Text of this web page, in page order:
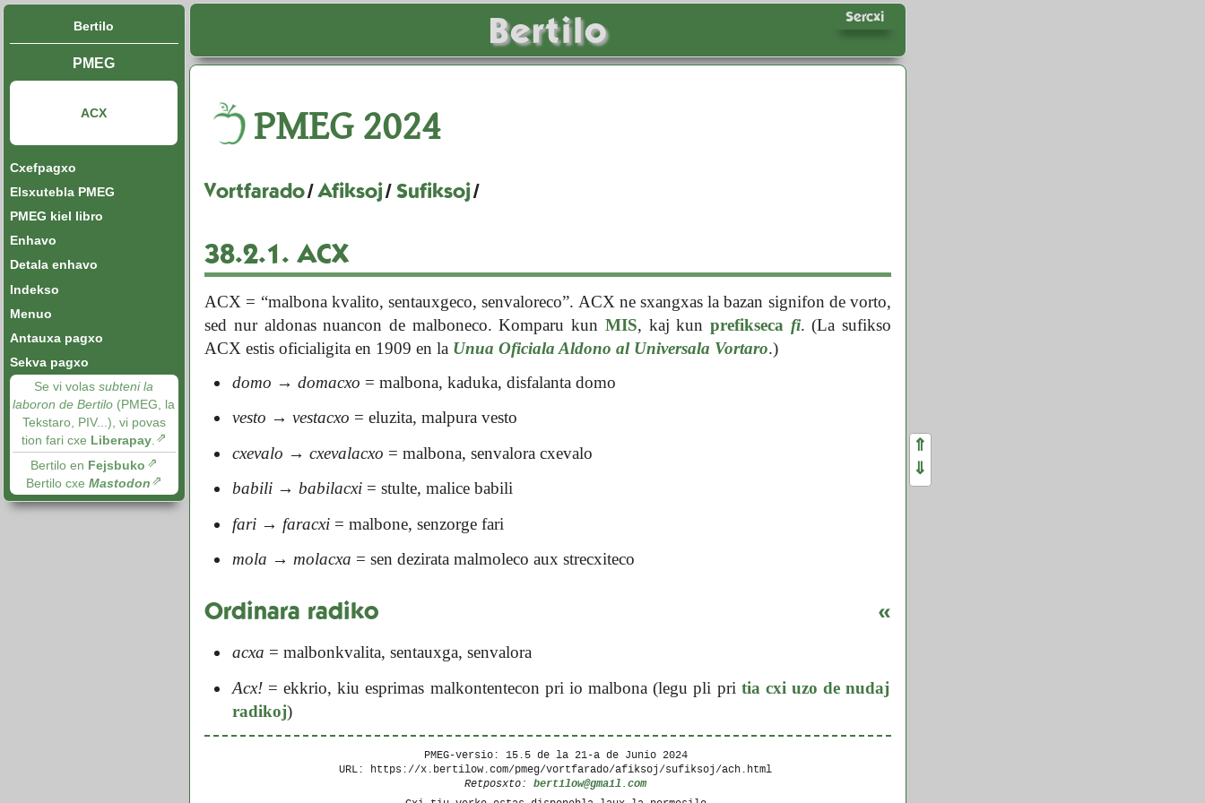
Bertilo Sercxi
Bertilo
PMEG
ACX
Cxefpagxo
Elsxutebla PMEG
PMEG kiel libro
Enhavo
Detala enhavo
Indekso
Menuo
Antauxa pagxo
Sekva pagxo
Se vi volassubteni la
laboron de Bertilo (PMEG, la
Tekstaro, PIV...), vi povas
tion fari cxe Liberapay.
Bertilo en Fejsbuko
Bertilo cxe Mastodon
PMEG2024
Vortfarado/Afiksoj/ Sufiksoj/
38.2.1. ACX
ACX = “malbona kvalito, sentauxgeco, senvaloreco”. ACX ne sxangxas la bazan signifon de vorto,
sed nur aldonas nuancon de malboneco. Komparu kun MIS, kaj kunprefikseca fi. (La sufikso
ACX estis oficialigita en 1909 en la Unua Oficiala Aldono al Universala Vortaro.)
domo → domacxo = malbona, kaduka, disfalanta domo
vesto → vestacxo = eluzita, malpura vesto
cxevalo → cxevalacxo = malbona, senvalora cxevalo
babili → babilacxi= stulte, malice babili
fari → faracxi= malbone, senzorge fari
mola → molacxa = sen dezirata malmoleco aux strecxiteco
Ordinara radiko «
acxa = malbonkvalita, sentauxga, senvalora
Acx!= ekkrio, kiu esprimas malkontentecon pri io malbona (legu pli pri tia cxi uzo de nudaj
radikoj)
PMEG-versio: 15.5 de la 21-a de Junio 2024
URL: https://x.bertilow.com/pmeg/vortfarado/afiksoj/sufiksoj/ach.html
Retposxto:bertilow@gmail.com
⇑
⇓